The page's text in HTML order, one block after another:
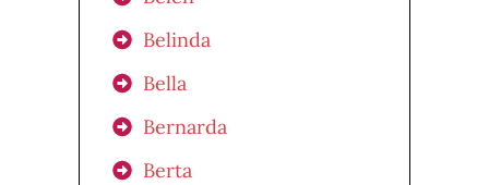
Belinda
Bella
Bernarda
Berta